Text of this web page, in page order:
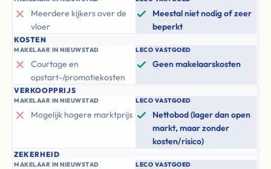
Meerdere kijkers over de
vloer
Meestal niet nodig of zeer
beperkt
KOSTEN
MAKELAAR IN NIEUWSTAD
Courtage en
opstart-/promotiekosten
LECO VASTGOED
Geen makelaarskosten
VERKOOPPRIJS
MAKELAAR IN NIEUWSTAD
Mogelijk hogere marktprijs
LECO VASTGOED
Nettobod (lager dan open
markt, maar zonder
kosten/risico)
ZEKERHEID
MAKELAAR IN NIEUWSTAD LECO VASTGOED